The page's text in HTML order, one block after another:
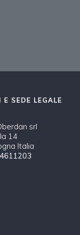
SEDE LEGALE
srl
14
Italia